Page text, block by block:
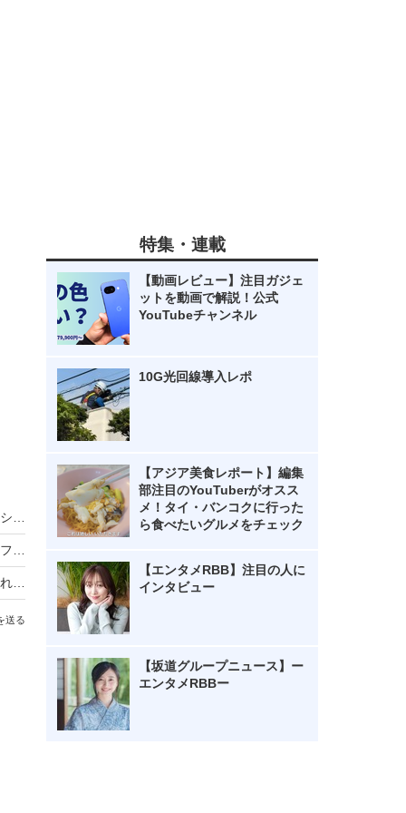
送る
特集・連載
【動画レビュー】注目ガジェ
ットを動画で解説！公式
YouTubeチャンネル
10G光回線導入レポ
【アジア美食レポート】編集
部注目のYouTuberがオスス
メ！タイ・バンコクに行った
ら食べたいグルメをチェック
【エンタメRBB】注目の人に
インタビュー
【坂道グループニュース】ー
エンタメRBBー